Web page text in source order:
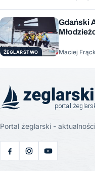
ŻEGLARSTWO
Gdański
Maciej
Portal żeglarski -